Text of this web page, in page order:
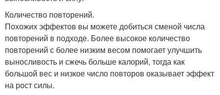
Количество повторений.
Похожих эффектов вы можете добиться сменой числа
повторений в подходе. Более высокое количество
повторений с более низким весом помогает улучшить
выносливость и сжечь больше калорий, тогда как
большой вес и низкое число повторов оказывает эффект
на рост силы.